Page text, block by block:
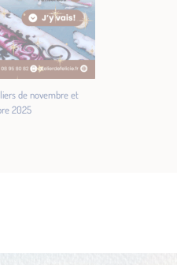
de novembre et
2025